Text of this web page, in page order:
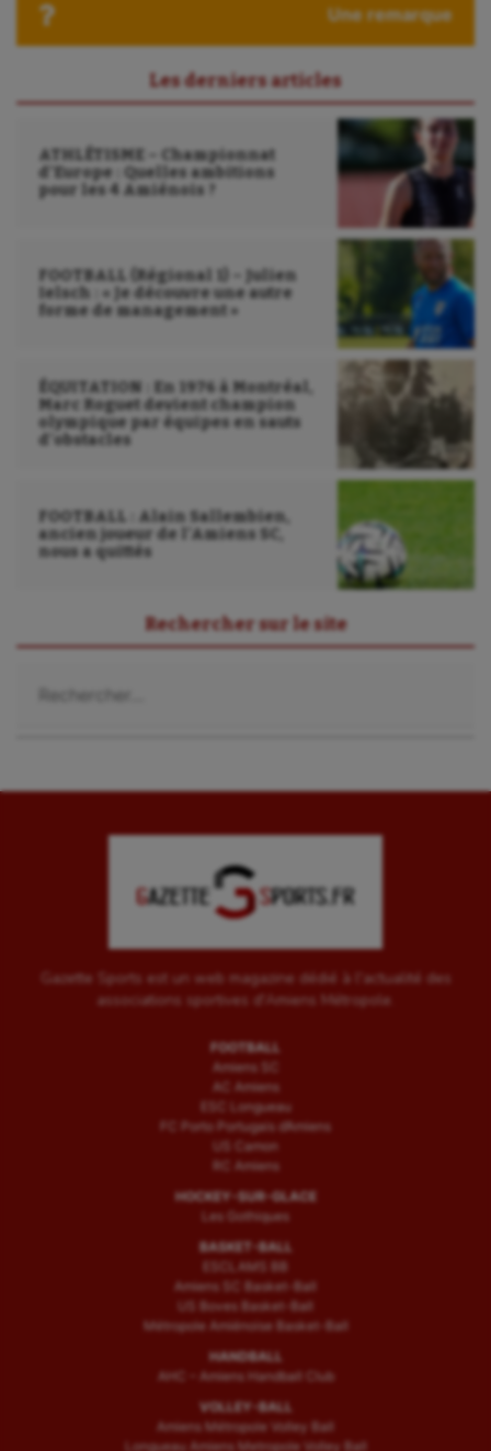
Une remarque
Les derniers articles
ATHLÉTISME – Championnat
d’Europe : Quelles ambitions
pour les 4 Amiénois ?
FOOTBALL (Régional 1) – Julien
Ielsch : « Je découvre une autre
forme de management »
ÉQUITATION : En 1976 à Montréal,
Marc Roguet devient champion
olympique par équipes en sauts
d’obstacles
FOOTBALL : Alain Sallembien,
ancien joueur de l’Amiens SC,
nous a quittés
Rechercher sur le site
Gazette Sports est un web magazine dédié à l'actualité des
associations sportives d'Amiens Métropole.
FOOTBALL
Amiens SC
AC Amiens
ESC Longueau
FC Porto Portugais d’Amiens
US Camon
RC Amiens
HOCKEY-SUR-GLACE
Les Gothiques
BASKET-BALL
ESCLAMS BB
Amiens SC Basket-Ball
US Boves Basket-Ball
Métropole Amiénoise Basket-Ball
HANDBALL
AHC – Amiens Handball Club
VOLLEY-BALL
Amiens Métropole Volley Ball
Longueau Amiens Metropole Volley Ball